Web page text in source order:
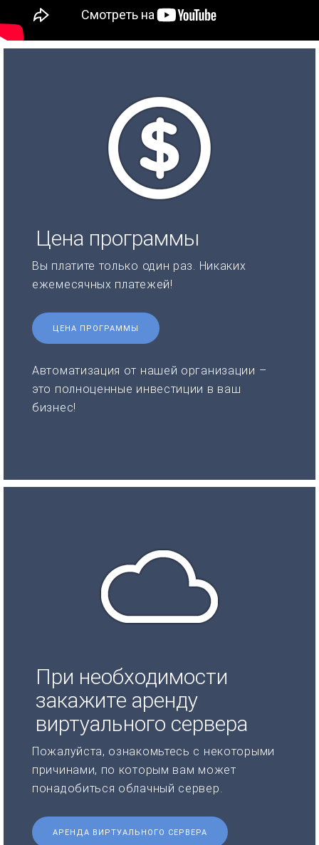
Цена программы
Вы платите только один раз. Никаких
ежемесячных платежей!
ЦЕНА ПРОГРАММЫ
Автоматизация от нашей организации –
это полноценные инвестиции в ваш
бизнес!
При необходимости
закажите аренду
виртуального сервера
Пожалуйста, ознакомьтесь с некоторыми
причинами, по которым вам может
понадобиться облачный сервер.
АРЕНДА ВИРТУАЛЬНОГО СЕРВЕРА